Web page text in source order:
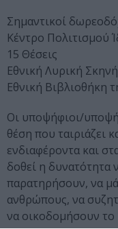
Σημαντικοί
Κέντρο Πολιτισμού
15 Θέσεις
Εθνική Λυρική
Εθνική Βιβλιοθήκη
Οι υποψήφιοι/
θέση που ταιριάζει
ενδιαφέροντα και
δοθεί η δυνατότητα
παρατηρήσουν, να
ανθρώπους, να
να οικοδομήσουν το